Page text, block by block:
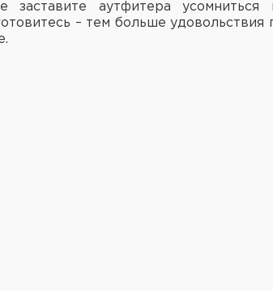
аутфитера усомниться
– тем больше удовольствия